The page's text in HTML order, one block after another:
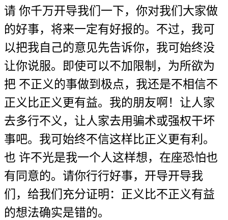
请 你千万开导我们一下，你对我们大家做
的好事，将来一定有好报的。不过，我可
以把我自己的意见先告诉你，我可始终没
让你说服。即使可以不加限制，为所欲为
把 不正义的事做到极点，我还是不相信不
正义比正义更有益。我的朋友啊！让人家
去多行不义，让人家去用骗术或强权干坏
事吧。我可始终不信这样比正义更有利。
也 许不光是我一个人这样想，在座恐怕也
有同意的。请你行行好事，开导开导我
们，给我们充分证明：正义比不正义有益
的想法确实是错的。